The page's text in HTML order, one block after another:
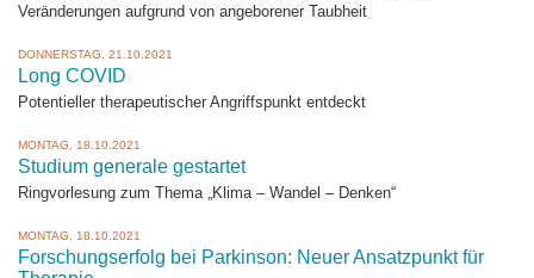
Veränderungen aufgrund von angeborener Taubheit
DONNERSTAG, 21.10.2021
Long COVID
Potentieller therapeutischer Angriffspunkt entdeckt
MONTAG, 18.10.2021
Studium generale gestartet
Ringvorlesung zum Thema „Klima – Wandel – Denken“
MONTAG, 18.10.2021
Forschungserfolg bei Parkinson: Neuer Ansatzpunkt für